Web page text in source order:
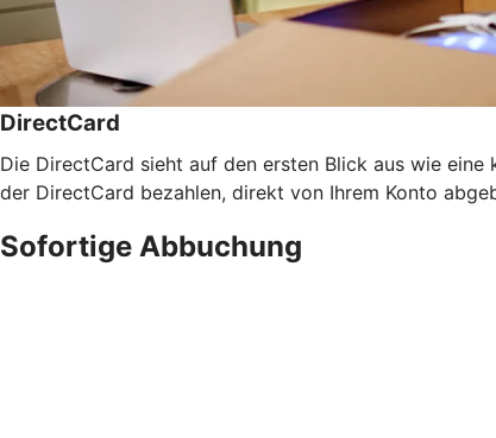
DirectCard
Die DirectCard sieht auf den ersten Blick aus wie
der DirectCard bezahlen, direkt von Ihrem Konto
Sofortige Abbuchung